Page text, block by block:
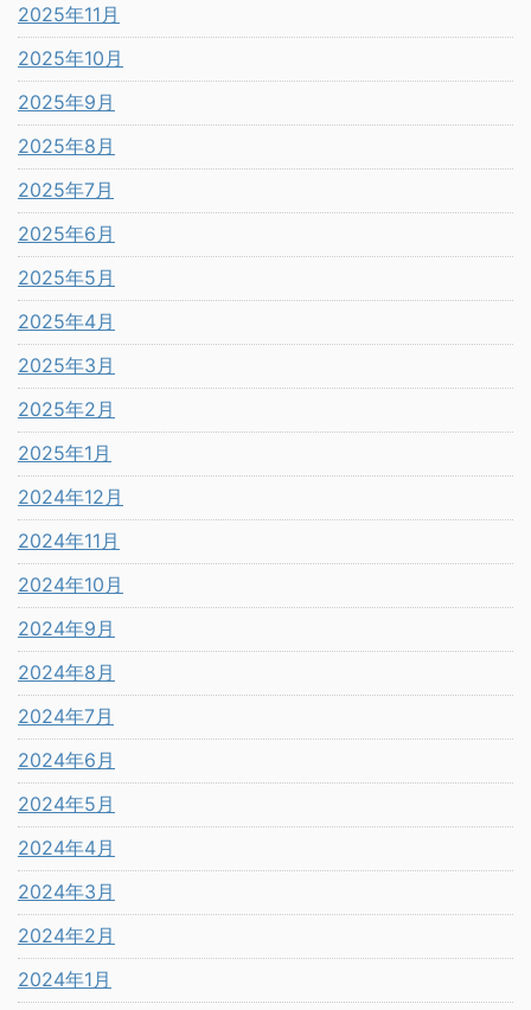
2025年11月
2025年10月
2025年9月
2025年8月
2025年7月
2025年6月
2025年5月
2025年4月
2025年3月
2025年2月
2025年1月
2024年12月
2024年11月
2024年10月
2024年9月
2024年8月
2024年7月
2024年6月
2024年5月
2024年4月
2024年3月
2024年2月
2024年1月